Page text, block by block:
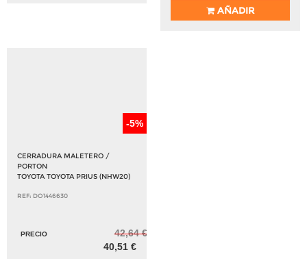
AÑADIR
-5%
CERRADURA MALETERO /
PORTON
TOYOTA TOYOTA PRIUS (NHW20)
REF: DO1446630
PRECIO
42,64 €
40,51 €